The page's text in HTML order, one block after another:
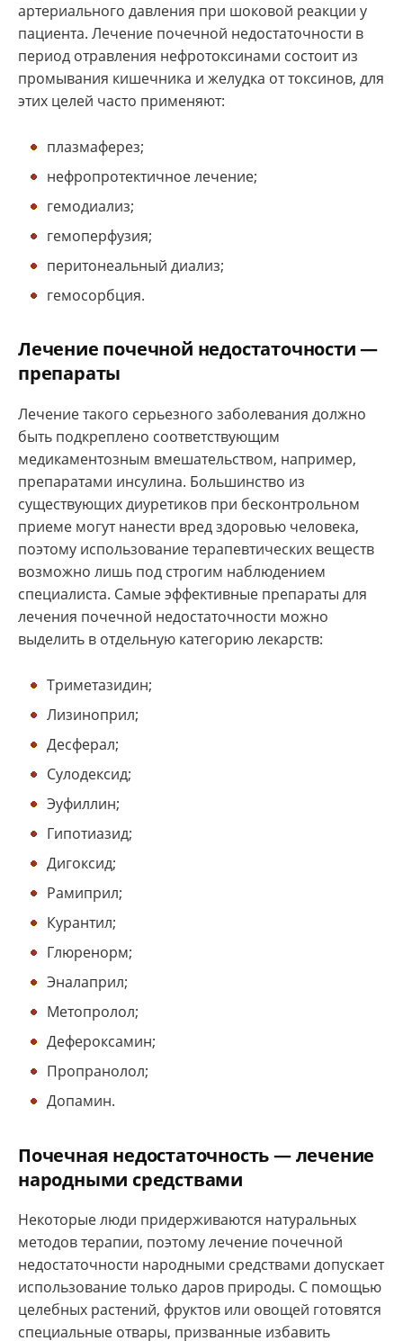
артериального давления при шоковой реакции у
пациента. Лечение почечной недостаточности в
период отравления нефротоксинами состоит из
промывания кишечника и желудка от токсинов, для
этих целей часто применяют:
плазмаферез;
нефропротектичное лечение;
гемодиализ;
гемоперфузия;
перитонеальный диализ;
гемосорбция.
Лечение почечной недостаточности —
препараты
Лечение такого серьезного заболевания должно
быть подкреплено соответствующим
медикаментозным вмешательством, например,
препаратами инсулина. Большинство из
существующих диуретиков при бесконтрольном
приеме могут нанести вред здоровью человека,
поэтому использование терапевтических веществ
возможно лишь под строгим наблюдением
специалиста. Самые эффективные препараты для
лечения почечной недостаточности можно
выделить в отдельную категорию лекарств:
Триметазидин;
Лизиноприл;
Десферал;
Сулодексид;
Эуфиллин;
Гипотиазид;
Дигоксид;
Рамиприл;
Курантил;
Глюренорм;
Эналаприл;
Метопролол;
Дефероксамин;
Пропранолол;
Допамин.
Почечная недостаточность — лечение
народными средствами
Некоторые люди придерживаются натуральных
методов терапии, поэтому лечение почечной
недостаточности народными средствами допускает
использование только даров природы. С помощью
целебных растений, фруктов или овощей готовятся
специальные отвары, призванные избавить